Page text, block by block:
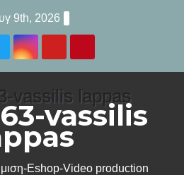
9th, 2026
vassilis
Eshop-Video production